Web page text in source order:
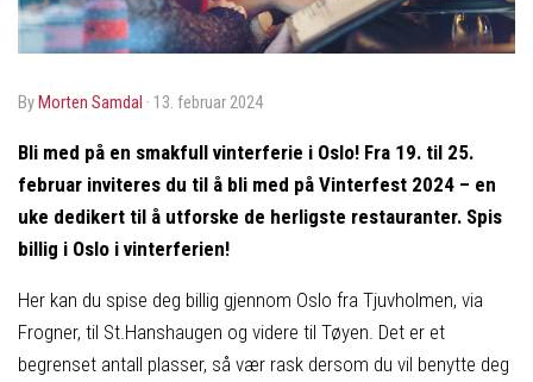
byMorten Samdal · 13. februar 2024
Bli med på en smakfull vinterferie i Oslo! Fra 19. til 25.
februar inviteres du til å bli med på Vinterfest 2024 – en
uke dedikert til å utforske de herligste restauranter. Spis
billig i Oslo i vinterferien!
Her kan du spise deg billig gjennom Oslo fra Tjuvholmen, via
Frogner, til St.Hanshaugen og videre til Tøyen. Det er et
begrenset antall plasser, så vær rask dersom du vil benytte deg